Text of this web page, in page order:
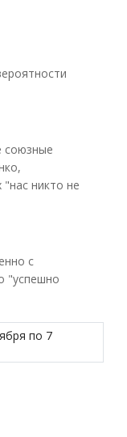
союзные
никто не
с
"успешно
по 7